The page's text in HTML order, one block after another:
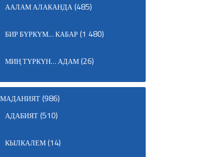
ААЛАМ АЛАКАНДА(485)
БИР БҮРКҮМ… КАБАР(1 480)
МИҢ ТҮРКҮН… АДАМ(26)
МАДАНИЯТ(986)
АДАБИЯТ(510)
КЫЛКАЛЕМ(14)